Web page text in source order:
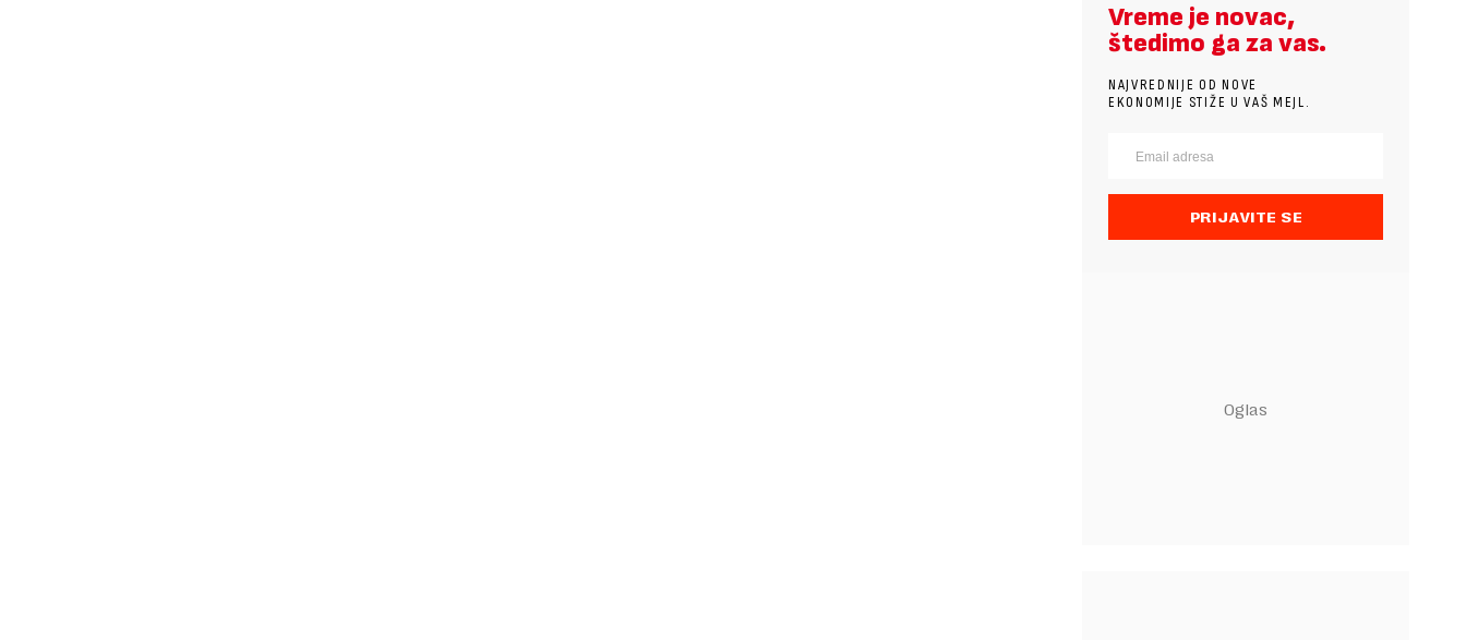
Vreme je novac,
štedimo ga za vas.
NAJVREDNIJE OD NOVE
EKONOMIJE STIŽE U VAŠ MEJL.
PRIJAVITE SE